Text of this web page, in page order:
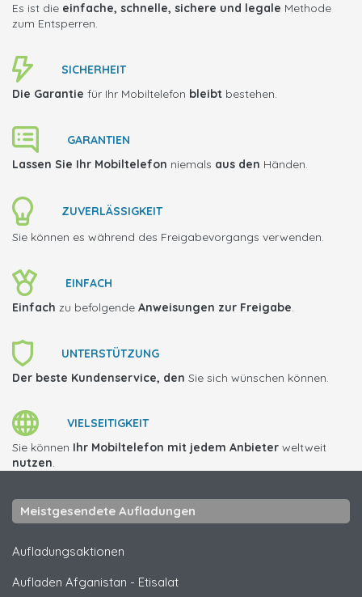
Es ist die einfache, schnelle, sichere und legale Methode
zum Entsperren.
SICHERHEIT
Die Garantie für Ihr Mobiltelefon bleibt bestehen.
GARANTIEN
Lassen Sie Ihr Mobiltelefon niemals aus den Händen.
ZUVERLÄSSIGKEIT
Sie können es während des Freigabevorgangs verwenden.
EINFACH
Einfach zu befolgende Anweisungen zur Freigabe.
UNTERSTÜTZUNG
Der beste Kundenservice, den Sie sich wünschen können.
VIELSEITIGKEIT
Sie können Ihr Mobiltelefon mit jedem Anbieter weltweit
nutzen.
Meistgesendete Aufladungen
Aufladungsaktionen
Aufladen Afganistan - Etisalat